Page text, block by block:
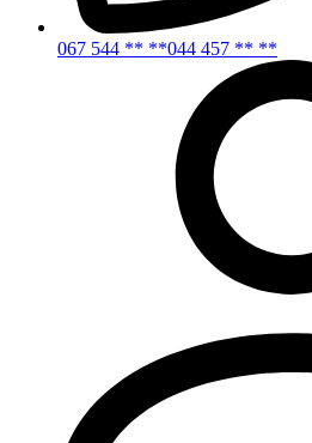
067 544 ** **044 457 ** **